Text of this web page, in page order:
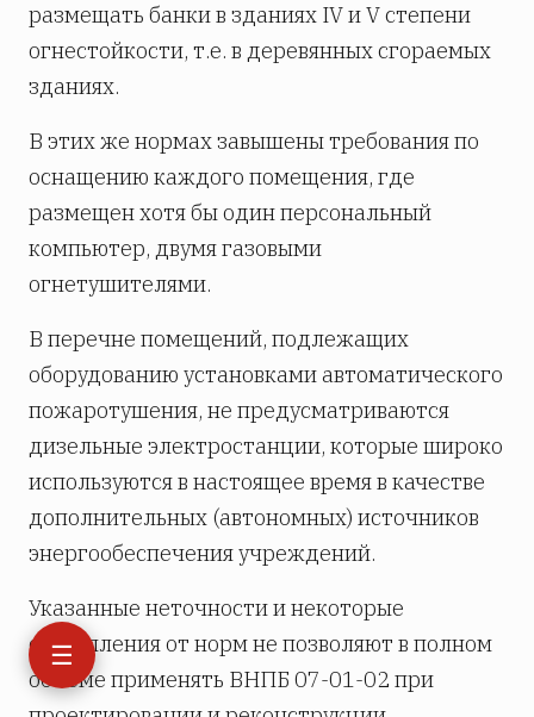
☰
размещать банки в зданиях IV и V степени
огнестойкости, т.е. в деревянных сгораемых
зданиях.
В этих же нормах завышены требования по
оснащению каждого помещения, где
размещен хотя бы один персональный
компьютер, двумя газовыми
огнетушителями.
В перечне помещений, подлежащих
оборудованию установками автоматического
пожаротушения, не предусматриваются
дизельные электростанции, которые широко
используются в настоящее время в качестве
дополнительных (автономных) источников
энергообеспечения учреждений.
Указанные неточности и некоторые
отступления от норм не позволяют в полном
объеме применять ВНПБ 07-01-02 при